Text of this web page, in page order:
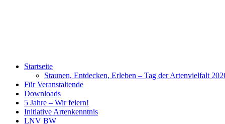
Startseite
Staunen, Entdecken, Erleben – Tag der Artenvielfalt
Für Veranstaltende
Downloads
5 Jahre – Wir feiern!
Initiative Artenkenntnis
LNV BW